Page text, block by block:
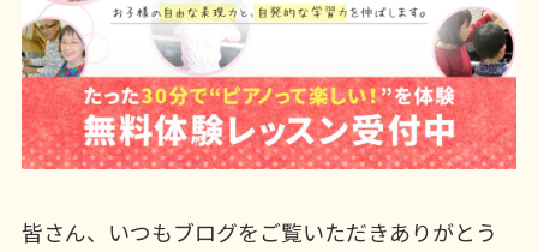
皆さん、いつもブログをご覧いただきありがとう